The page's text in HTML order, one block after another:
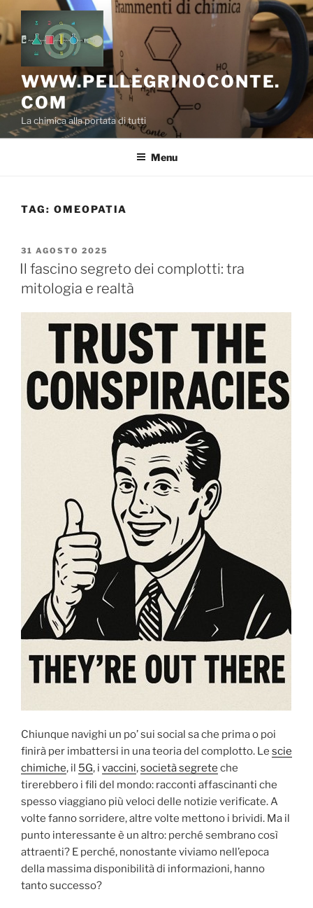
Salta
al
contenuto
WWW.PELLEGRINOCONTE.
COM
La chimica alla portata di tutti
Menu
TAG: OMEOPATIA
PUBBLICATO
IL
31 AGOSTO 2025
Il fascino segreto dei complotti: tra
mitologia e realtà
Chiunque navighi un po’ sui social sa che prima o poi
finirà per imbattersi in una teoria del complotto. Le scie
chimiche, il 5G, i vaccini,società segrete che
tirerebbero i fili del mondo: racconti affascinanti che
spesso viaggiano più veloci delle notizie verificate. A
volte fanno sorridere, altre volte mettono i brividi. Ma il
punto interessante è un altro: perché sembrano così
attraenti? E perché, nonostante viviamo nell’epoca
della massima disponibilità di informazioni, hanno
tanto successo?